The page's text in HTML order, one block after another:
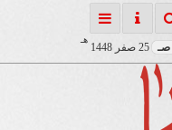
25 صفر 1448
هـ